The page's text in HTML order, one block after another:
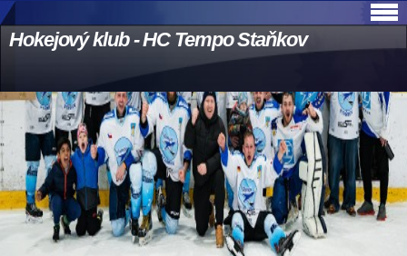
Hokejový klub - HC Tempo Staňkov